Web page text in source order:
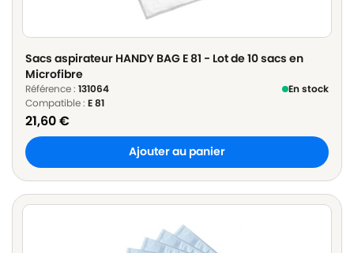
Sacs aspirateur HANDY BAG E 81 - Lot de 10 sacs en
Microfibre
Référence : 131064
En stock
Compatible : E 81
21,60€
Ajouter au panier